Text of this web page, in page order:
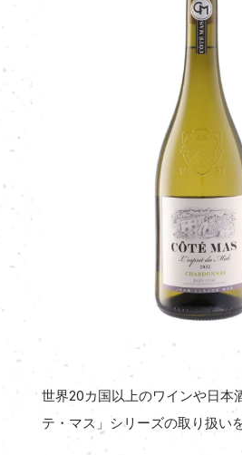
世界20カ国以上のワインや日本
テ・マス」シリーズの取り扱い